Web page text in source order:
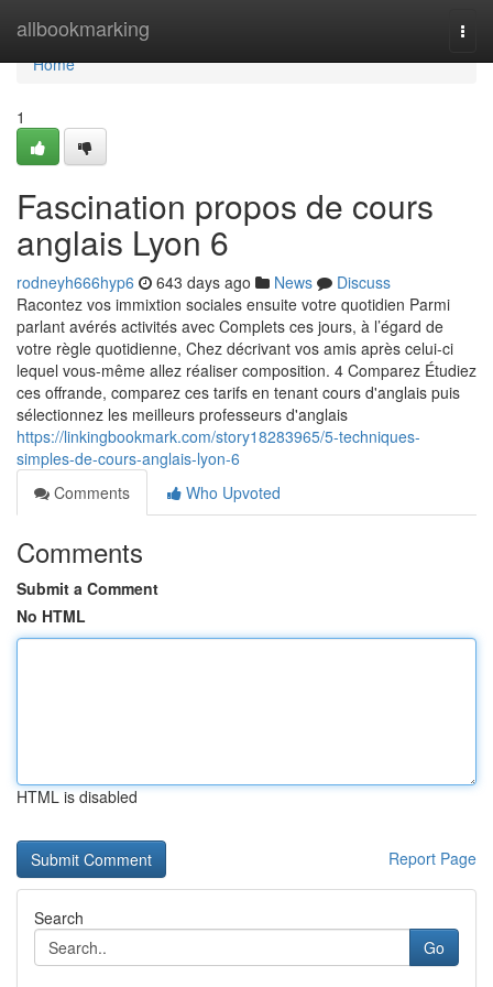
allbookmarking
Home
Home
1
Fascination propos de cours
anglais Lyon 6
rodneyh666hyp6 643 days ago News
Discuss
Racontez vos immixtion sociales ensuite votre quotidien Parmi
parlant avérés activités avec Complets ces jours, à l’égard de
votre règle quotidienne, Chez décrivant vos amis après celui-ci
lequel vous-même allez réaliser composition. 4 Comparez Étudiez
ces offrande, comparez ces tarifs en tenant cours d'anglais puis
sélectionnez les meilleurs professeurs d'anglais
https://linkingbookmark.com/story18283965/5-techniques-
simples-de-cours-anglais-lyon-6
Comments
Who Upvoted
Comments
Submit a Comment
No HTML
HTML is disabled
Report Page
Search
Go